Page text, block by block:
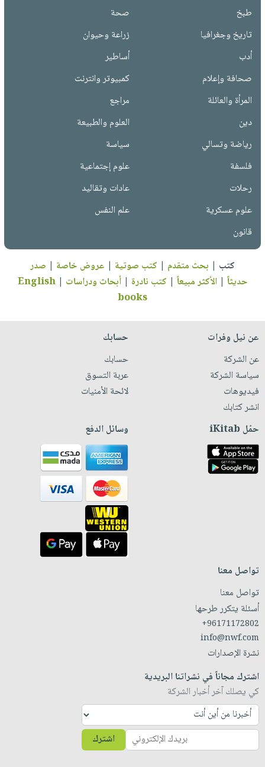
طبخ
صحة
تاريخ وجغرافيا
زراعة وحيوان
أدب
أساطير
صحافة وإعلام
كمبيوتر وانترنت
المرأة والعائلة
مراجع
دين
العلوم والطبيعة
رياضة وتسالي
سياسة
فلسفة
علوم إجتماعية
رحلات
عادات وتقاليد
علوم عسكرية
علم النفس
قانون
كتب | بحث متقدم | كتب صوتية | عروض خاصة | صدر
حديثاً |الأكثر مبيعاً | كتب نادرة |أبحاث ودراسات |
English
books
عن نيل وفرات
عن الشركة
سياسة الشركة
فيديوهات
انشر كتابك
حسابك
حسابك
عربة التسوق
لائحة الأمنيات
حمّل iKitab وسائل الدفع
تواصل معنا
تواصل معنا
أسئلة يتكرر طرحها
+96171172802
info@nwf.com
نشرة الإصدارات
اشترك مجاناً في نشراتنا البريدية
كي يصلك آخر أخبار الشركة
اشترك